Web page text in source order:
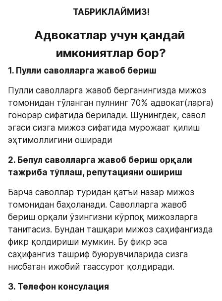
ТАБРИКЛАЙМИЗ!
Адвокатлар учун қандай
имкониятлар бор?
1. Пулли саволларга жавоб бериш
Пулли саволларга жавоб берганингизда мижоз
томонидан тўланган пулнинг 70% адвокат(ларга)
гонорар сифатида берилади. Шунингдек, савол
эгаси сизга мижоз сифатида мурожаат қилиш
эҳтимоллигини оширади
2. Бепул саволларга жавоб бериш орқали
тажриба тўплаш, репутацияни ошириш
Барча саволлар туридан қатъи назар мижоз
томонидан баҳоланади. Саволларга жавоб
бериш орқали ўзингизни кўрпоқ мижозларга
танитасиз. Бундан ташқари мижоз саҳифангизда
фикр қолдириши мумкин. Бу фикр эса
саҳифангиз ташриф буюрувчиларида сизга
нисбатан ижобий таассурот қолдиради.
3. Телефон консулация